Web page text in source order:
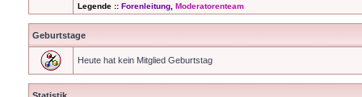
Legende :: Forenleitung Moderatorenteam
Geburtstage
Heute hat kein Mitglied Geburtstag